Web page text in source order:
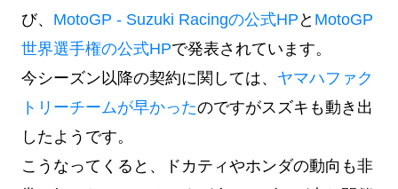
び、 MotoGP - Suzuki Racingの公式HP と MotoGP
世界選手権の公式HPで発表されています。
今シーズン以降の契約に関しては、 ヤマハファク
トリーチームが早かったのですがスズキも動き出
したようです。
こうなってくると、ドカティやホンダの動向も非